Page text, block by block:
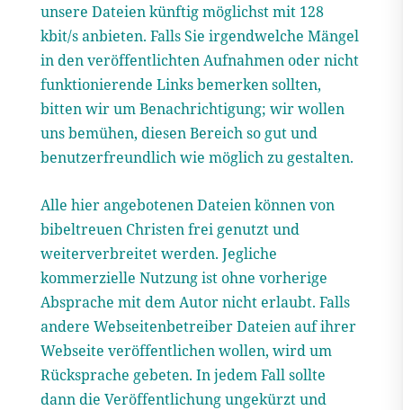
unsere Dateien künftig möglichst mit 128
kbit/s anbieten. Falls Sie irgendwelche Mängel
in den veröffentlichten Aufnahmen oder nicht
funktionierende Links bemerken sollten,
bitten wir um Benachrichtigung; wir wollen
uns bemühen, diesen Bereich so gut und
benutzerfreundlich wie möglich zu gestalten.
Alle hier angebotenen Dateien können von
bibeltreuen Christen frei genutzt und
weiterverbreitet werden. Jegliche
kommerzielle Nutzung ist ohne vorherige
Absprache mit dem Autor nicht erlaubt. Falls
andere Webseitenbetreiber Dateien auf ihrer
Webseite veröffentlichen wollen, wird um
Rücksprache gebeten. In jedem Fall sollte
dann die Veröffentlichung ungekürzt und